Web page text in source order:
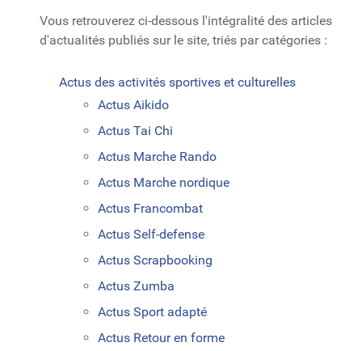
Vous retrouverez ci-dessous l'intégralité des articles
d'actualités publiés sur le site, triés par catégories :
Actus des activités sportives et culturelles
Actus Aikido
Actus Tai Chi
Actus Marche Rando
Actus Marche nordique
Actus Francombat
Actus Self-defense
Actus Scrapbooking
Actus Zumba
Actus Sport adapté
Actus Retour en forme